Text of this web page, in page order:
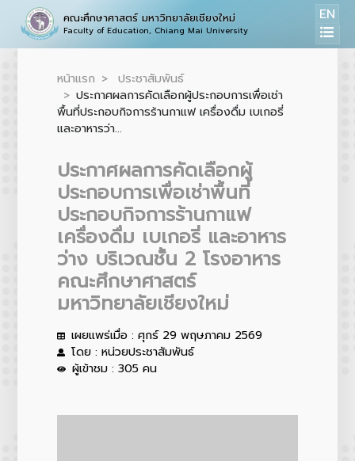
คณะศึกษาศาสตร์ มหาวิทยาลัยเชียงใหม่
Faculty of Education, Chiang Mai University
EN
หน้าแรก
ประชาสัมพันธ์
ประกาศผลการคัดเลือกผู้ประกอบการเพื่อเช่า
พื้นที่ประกอบกิจการร้านกาแฟ เครื่องดื่ม เบเกอรี่
และอาหารว่า...
ประกาศผลการคัดเลือกผู้
ประกอบการเพื่อเช่าพื้นที่
ประกอบกิจการร้านกาแฟ
เครื่องดื่ม เบเกอรี่ และอาหาร
ว่าง บริเวณชั้น 2 โรงอาหาร
คณะศึกษาศาสตร์
มหาวิทยาลัยเชียงใหม่
เผยแพร่เมื่อ : ศุกร์ 29 พฤษภาคม 2569
โดย : หน่วยประชาสัมพันธ์
ผู้เข้าชม : 305 คน